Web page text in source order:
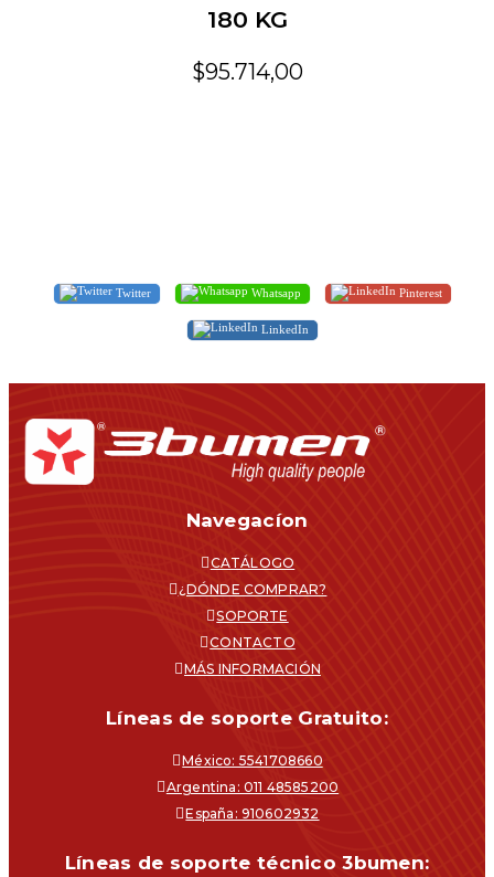
180 KG
$95.714,00
Twitter Whatsapp Pinterest
LinkedIn
Navegacíon
CATÁLOGO
¿DÓNDE COMPRAR?
SOPORTE
CONTACTO
MÁS INFORMACIÓN
Líneas de soporte Gratuito:
México: 5541708660
Argentina: 011 48585200
España: 910602932
Líneas de soporte técnico 3bumen: